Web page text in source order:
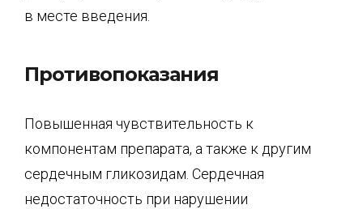
в месте введения.
Противопоказания
Повышенная чувствительность к
компонентам препарата, а также к другим
сердечным гликозидам. Сердечная
недостаточность при нарушении